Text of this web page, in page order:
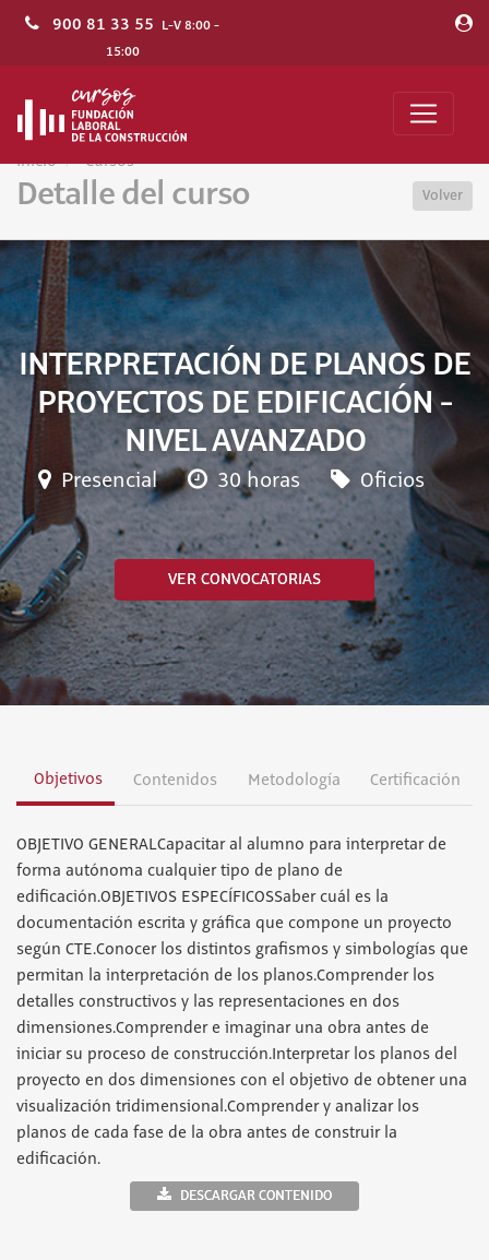
900 81 33 55 L-V 8:00 -
15:00
Inicio Cursos
Detalle del curso Volver
INTERPRETACIÓN DE PLANOS DE
PROYECTOS DE EDIFICACIÓN -
NIVEL AVANZADO
Presencial 30 horas Oficios
VER CONVOCATORIAS
Objetivos Contenidos Metodología Certificación
OBJETIVO GENERALCapacitar al alumno para interpretar de
forma autónoma cualquier tipo de plano de
edificación.OBJETIVOS ESPECÍFICOSSaber cuál es la
documentación escrita y gráfica que compone un proyecto
según CTE.Conocer los distintos grafismos y simbologías que
permitan la interpretación de los planos.Comprender los
detalles constructivos y las representaciones en dos
dimensiones.Comprender e imaginar una obra antes de
iniciar su proceso de construcción.Interpretar los planos del
proyecto en dos dimensiones con el objetivo de obtener una
visualización tridimensional.Comprender y analizar los
planos de cada fase de la obra antes de construir la
edificación.
DESCARGAR CONTENIDO